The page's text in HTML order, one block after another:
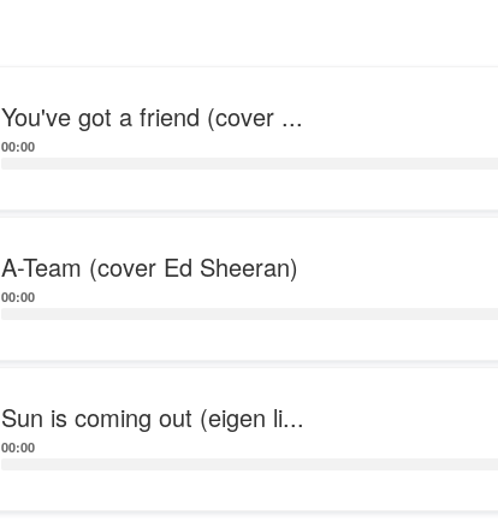
You've got a friend (cover ...
00:00
A-Team (cover Ed Sheeran)
00:00
Sun is coming out (eigen li...
00:00